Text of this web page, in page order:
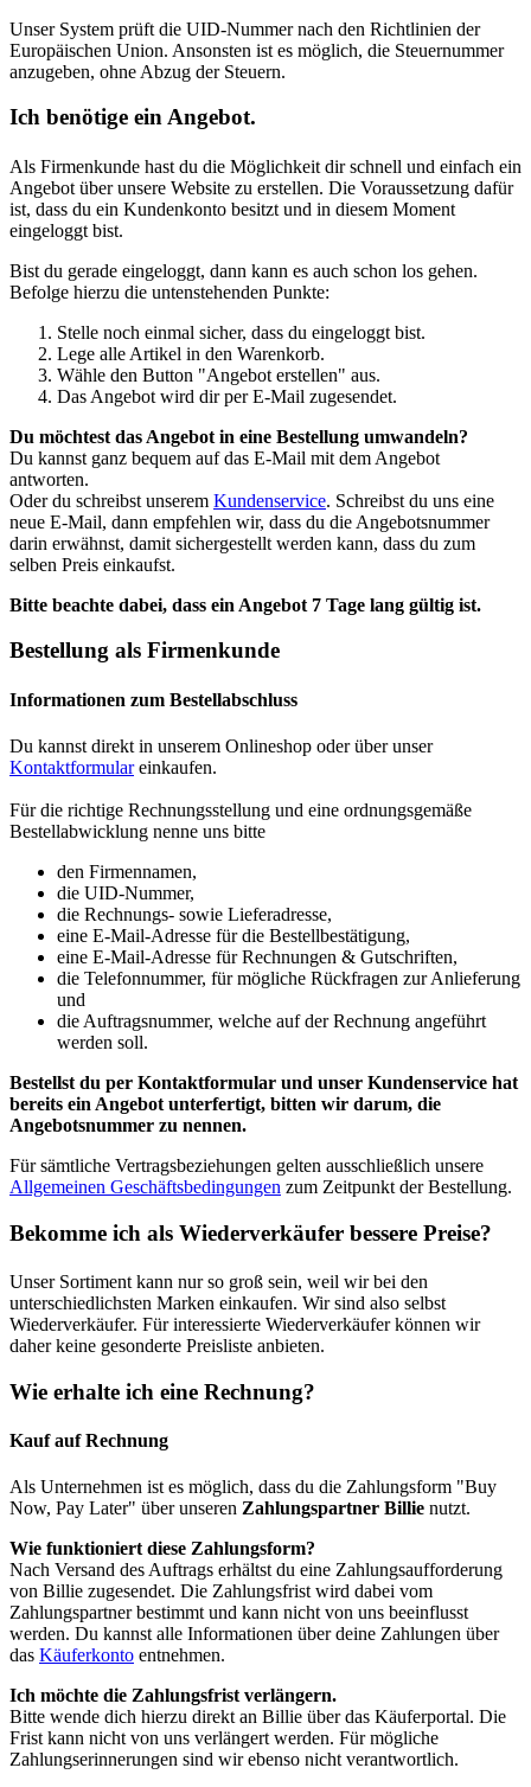
Unser System prüft die UID-Nummer nach den Richtlinien der
Europäischen Union. Ansonsten ist es möglich, die Steuernummer
anzugeben, ohne Abzug der Steuern.
Ich benötige ein Angebot.
Als Firmenkunde hast du die Möglichkeit dir schnell und einfach ein
Angebot über unsere Website zu erstellen. Die Voraussetzung dafür
ist, dass du ein Kundenkonto besitzt und in diesem Moment
eingeloggt bist.
Bist du gerade eingeloggt, dann kann es auch schon los gehen.
Befolge hierzu die untenstehenden Punkte:
Stelle noch einmal sicher, dass du eingeloggt bist.
Lege alle Artikel in den Warenkorb.
Wähle den Button "Angebot erstellen" aus.
Das Angebot wird dir per E-Mail zugesendet.
Du möchtest das Angebot in eine Bestellung umwandeln?
Du kannst ganz bequem auf das E-Mail mit dem Angebot
antworten.
Oder du schreibst unserem Kundenservice. Schreibst du uns eine
neue E-Mail, dann empfehlen wir, dass du die Angebotsnummer
darin erwähnst, damit sichergestellt werden kann, dass du zum
selben Preis einkaufst.
Bitte beachte dabei, dass ein Angebot 7 Tage lang gültig ist.
Bestellung als Firmenkunde
Informationen zum Bestellabschluss
Du kannst direkt in unserem Onlineshop oder über unser
Kontaktformulareinkaufen.
Für die richtige Rechnungsstellung und eine ordnungsgemäße
Bestellabwicklung nenne uns bitte
den Firmennamen,
die UID-Nummer,
die Rechnungs- sowie Lieferadresse,
eine E-Mail-Adresse für die Bestellbestätigung,
eine E-Mail-Adresse für Rechnungen & Gutschriften,
die Telefonnummer, für mögliche Rückfragen zur Anlieferung
und
die Auftragsnummer, welche auf der Rechnung angeführt
werden soll.
Bestellst du per Kontaktformular und unser Kundenservice hat
bereits ein Angebot unterfertigt, bitten wir darum, die
Angebotsnummer zu nennen.
Für sämtliche Vertragsbeziehungen gelten ausschließlich unsere
Allgemeinen Geschäftsbedingungen zum Zeitpunkt der Bestellung.
Bekomme ich als Wiederverkäufer bessere Preise?
Unser Sortiment kann nur so groß sein, weil wir bei den
unterschiedlichsten Marken einkaufen. Wir sind also selbst
Wiederverkäufer. Für interessierte Wiederverkäufer können wir
daher keine gesonderte Preisliste anbieten.
Wie erhalte ich eine Rechnung?
Kauf auf Rechnung
Als Unternehmen ist es möglich, dass du die Zahlungsform "Buy
Now, Pay Later" über unseren Zahlungspartner Billie nutzt.
Wie funktioniert diese Zahlungsform?
Nach Versand des Auftrags erhältst du eine Zahlungsaufforderung
von Billie zugesendet. Die Zahlungsfrist wird dabei vom
Zahlungspartner bestimmt und kann nicht von uns beeinflusst
werden. Du kannst alle Informationen über deine Zahlungen über
das Käuferkonto entnehmen.
Ich möchte die Zahlungsfrist verlängern.
Bitte wende dich hierzu direkt an Billie über das Käuferportal. Die
Frist kann nicht von uns verlängert werden. Für mögliche
Zahlungserinnerungen sind wir ebenso nicht verantwortlich.